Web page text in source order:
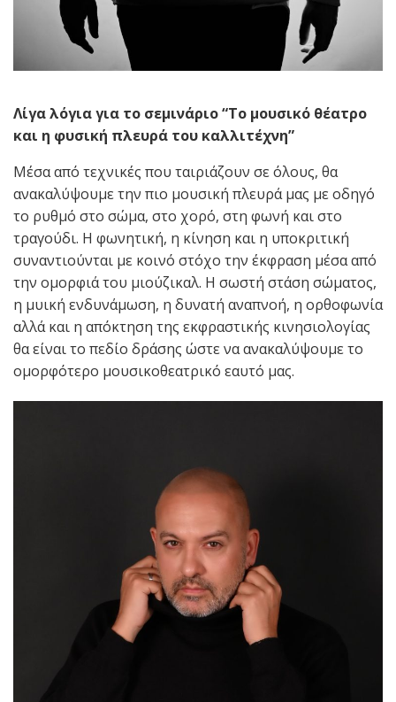
Λίγα λόγια για το σεμινάριο “Το μουσικό θέατρο
και η φυσική πλευρά του καλλιτέχνη”
Μέσα από τεχνικές που ταιριάζουν σε όλους, θα
ανακαλύψουμε την πιο μουσική πλευρά μας με οδηγό
το ρυθμό στο σώμα, στο χορό, στη φωνή και στο
τραγούδι. Η φωνητική, η κίνηση και η υποκριτική
συναντιούνται με κοινό στόχο την έκφραση μέσα από
την ομορφιά του μιούζικαλ. Η σωστή στάση σώματος,
η μυική ενδυνάμωση, η δυνατή αναπνοή, η ορθοφωνία
αλλά και η απόκτηση της εκφραστικής κινησιολογίας
θα είναι το πεδίο δράσης ώστε να ανακαλύψουμε το
ομορφότερο μουσικοθεατρικό εαυτό μας.